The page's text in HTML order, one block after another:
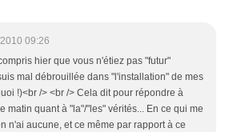
09:26
hier que vous n'étiez pas "futur"
mal débrouillée dans "l'installation" de mes
!)<br /> <br /> Cela dit pour répondre à
matin quant à "la"/"les" vérités... En ce qui me
n'ai aucune, et ce même par rapport à ce